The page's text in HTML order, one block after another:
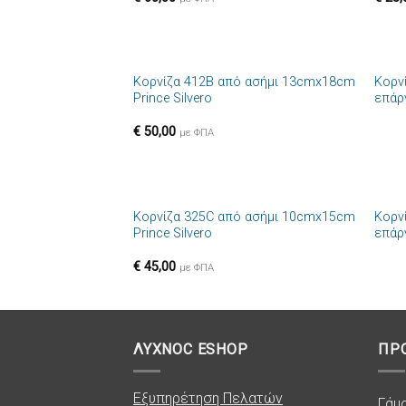
Πρόσθήκη
Κορνίζα 412B από ασήμι 13cmx18cm
Prince Silvero
€50,00 με ΦΠΑ
Πρόσθήκη
Κορνίζα 325C από ασήμι 10cmx15cm
Prince Silvero
€45,00 με ΦΠΑ
ΛΥΧΝΟC ESHOP
Εξυπηρέτηση Πελατών